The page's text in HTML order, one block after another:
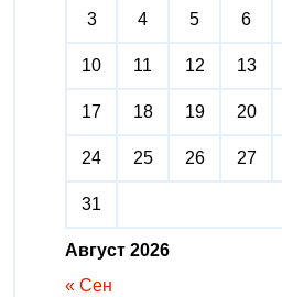
Август 2026
3 4 5 6
10 11 12 13
17 18 19 20
24 25 26 27
31
« Сен